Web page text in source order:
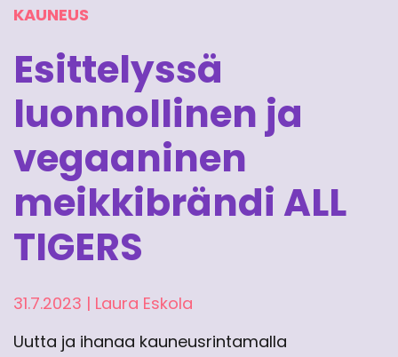
KAUNEUS
Esittelyssä
luonnollinen ja
vegaaninen
meikkibrändi ALL
TIGERS
31.7.2023 | Laura Eskola
Uutta ja ihanaa kauneusrintamalla